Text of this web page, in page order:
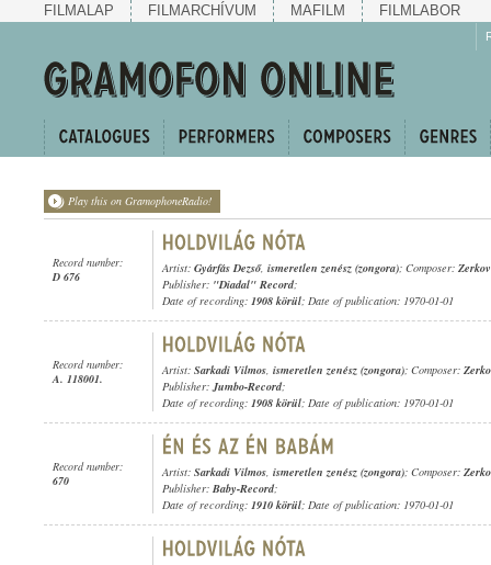
FILMALAP FILMARCHÍVUM MAFILM FILMLABOR
Play this on GramophoneRadio!
Record number:
D 676
Artist: Gyárfás Dezső, ismeretlen zenész (zongora); Composer:
Publisher: "Diadal" Record;
Date of recording: 1908 körül; Date of publication: 1970-01-01
Record number:
A. 118001.
Artist: Sarkadi Vilmos, ismeretlen zenész (zongora); Composer:
Publisher:Jumbo-Record;
Date of recording: 1908 körül; Date of publication: 1970-01-01
Record number:
670
Artist: Sarkadi Vilmos, ismeretlen zenész (zongora); Composer:
Publisher: Baby-Record;
Date of recording: 1910 körül; Date of publication: 1970-01-01